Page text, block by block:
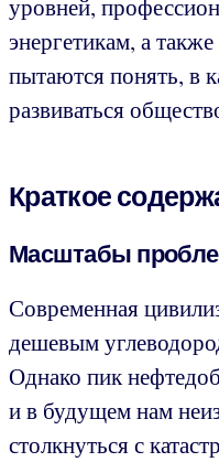
энергетикам, а
пытаются понять, в
развиваться
Краткое
Масштабы
Современная
дешевым
Однако пик
и в будущем нам
столкнуться с